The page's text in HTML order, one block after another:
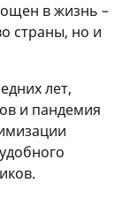
в жизнь –
страны, но и
лет,
и пандемия